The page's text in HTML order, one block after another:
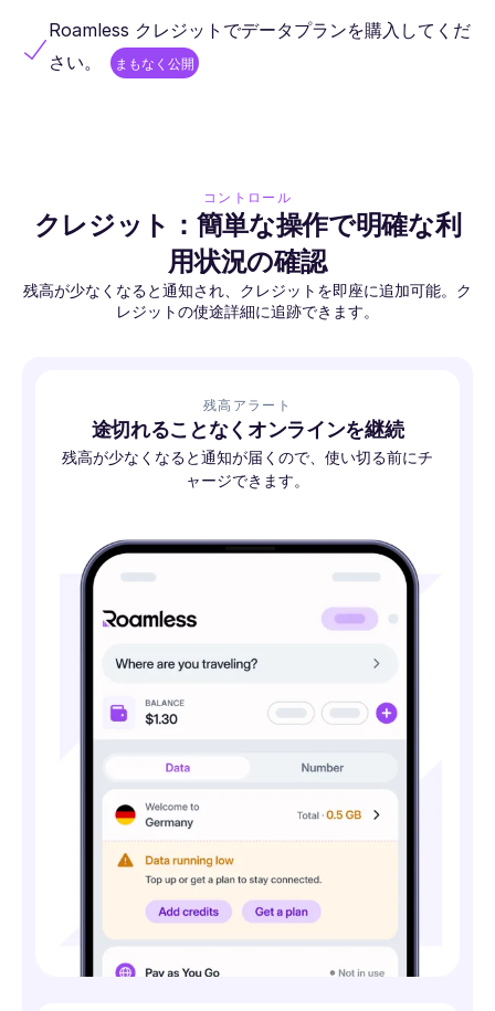
Roamless クレジットでデータプランを購入してくだ
さい。
まもなく公開
コントロール
クレジット：簡単な操作で明確な利
用状況の確認
残高が少なくなると通知され、クレジットを即座に追加可能。ク
レジットの使途詳細に追跡できます。
残高アラート
途切れることなくオンラインを継続
残高が少なくなると通知が届くので、使い切る前にチ
ャージできます。